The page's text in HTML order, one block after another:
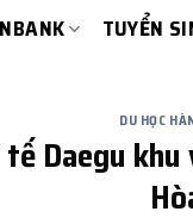
TUYỂN
DU HỌC
Daegu